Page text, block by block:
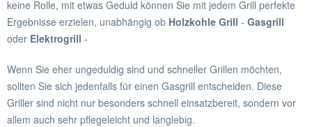
keine Rolle, mit etwas Geduld können Sie mit jedem Grill perfekte
Ergebnisse erzielen, unabhängig ob Holzkohle Grill - Gasgrill
oder Elektrogrill -
Wenn Sie eher ungeduldig sind und schneller Grillen möchten,
sollten Sie sich jedenfalls für einen Gasgrill entscheiden. Diese
Griller sind nicht nur besonders schnell einsatzbereit, sondern vor
allem auch sehr pflegeleicht und langlebig.